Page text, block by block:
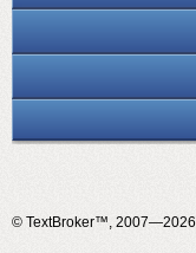
© TextBroker™, 2007—2026